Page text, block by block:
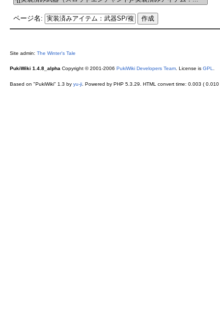
ページ名:
Site admin: The Winter's Tale
PukiWiki 1.4.8_alpha Copyright © 2001-2006 PukiWiki Developers Team. License is GPL
Based on "PukiWiki" 1.3 by yu-ji. Powered by PHP 5.3.29. HTML convert time: 0.003 ( 0.010